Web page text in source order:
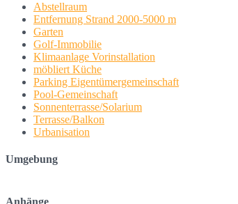
Abstellraum
Entfernung Strand 2000-5000 m
Garten
Golf-Immobilie
Klimaanlage Vorinstallation
möbliert Küche
Parking Eigentümergemeinschaft
Pool-Gemeinschaft
Sonnenterrasse/Solarium
Terrasse/Balkon
Urbanisation
Umgebung
Anhänge